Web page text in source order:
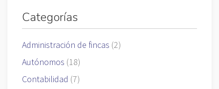
Categorías
Administración de fincas (2)
Autónomos (18)
Contabilidad (7)